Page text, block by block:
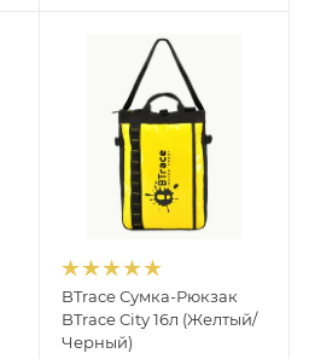
BTrace Сумка-Рюкзак
BTrace City 16л (Желтый/
Черный)